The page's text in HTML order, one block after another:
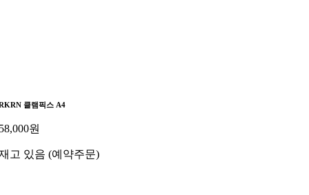
클램픽스 A4
원
고 있음 (예약주문)